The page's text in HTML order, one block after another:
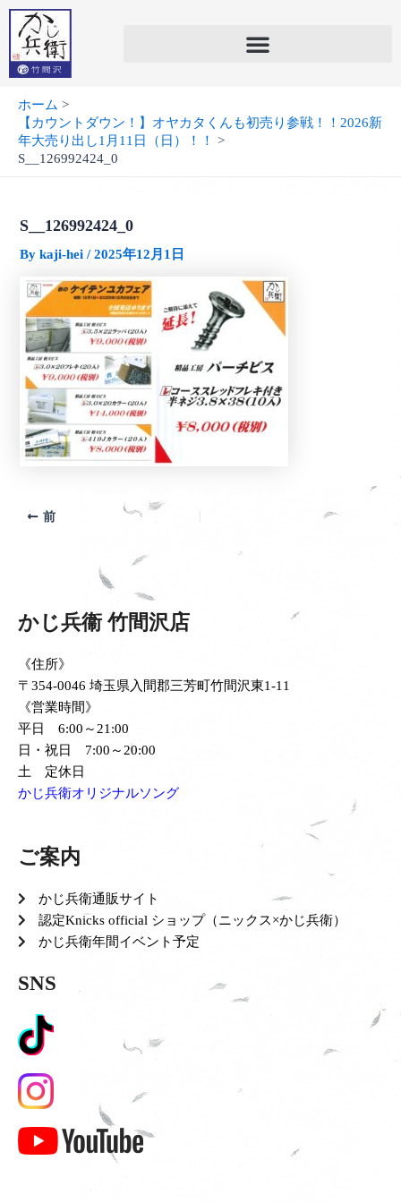
内
を
ホーム
【カウントダウン！】オヤカタくんも初売り参戦！！2026新
年大売り出し1月11日（日）！！
S__126992424_0
S__126992424_0
Bykaji-hei/2025年12月1日
前
かじ兵衞 竹間沢店
《住所》
〒354-0046 埼玉県入間郡三芳町竹間沢東1-11
《営業時間》
平日 6:00～21:00
日・祝日 7:00～20:00
土 定休日
かじ兵衛オリジナルソング
ご案内
かじ兵衛通販サイト
認定Knicks official ショップ（ニックス×かじ兵衛）
かじ兵衛年間イベント予定
SNS